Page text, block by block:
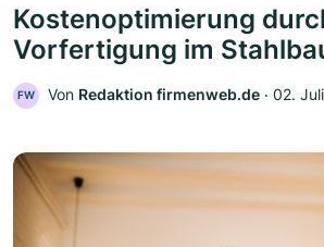
Kostenoptimierung
Vorfertigung im
FW Von Redaktion firmenweb.de ‧ 02.